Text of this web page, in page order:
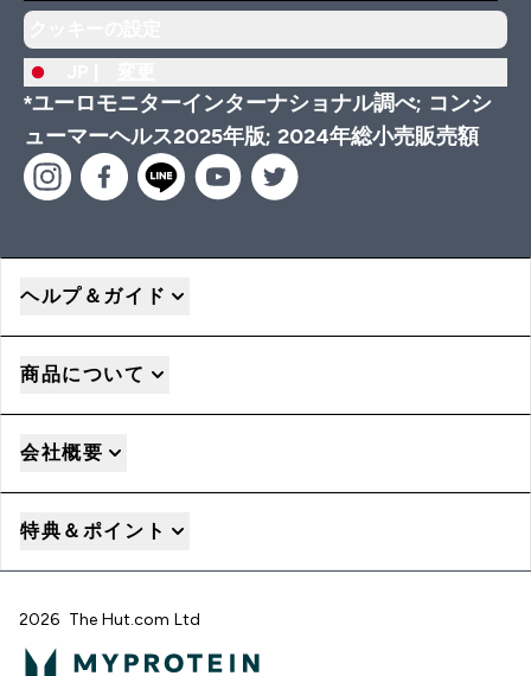
*ユーロモニターインターナショナル調べ; コンシ
ューマーヘルス2025年版; 2024年総小売販売額
ヘルプ＆ガイド
商品について
会社概要
特典＆ポイント
2026 The Hut.com Ltd